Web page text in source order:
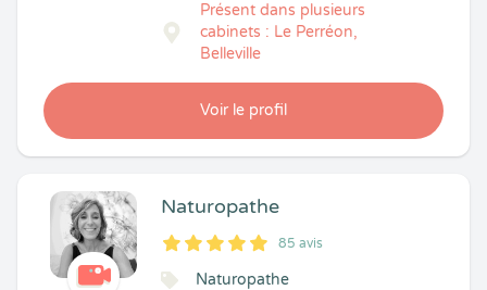
Présent dans plusieurs
cabinets : Le Perréon,
Belleville
Voir le profil
Naturopathe
5
1
5
85 85 avis
Naturopathe